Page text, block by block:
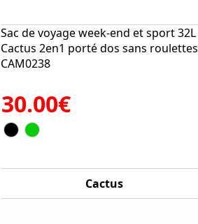
Sac de voyage week-end et sport 32L
Cactus 2en1 porté dos sans roulettes
CAM0238
30.00€
Cactus